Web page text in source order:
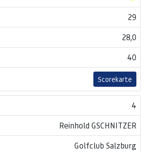
29
28,0
40
Scorekarte
4
Reinhold GSCHNITZER
Golfclub Salzburg